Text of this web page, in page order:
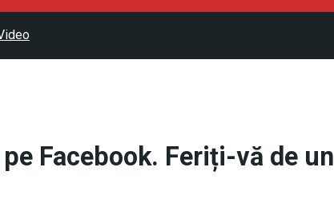
Facebook. Feriți-vă de un